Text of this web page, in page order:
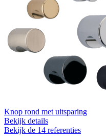
Knop rond met uitsparing
Bekijk details
Bekijk de 14 referenties